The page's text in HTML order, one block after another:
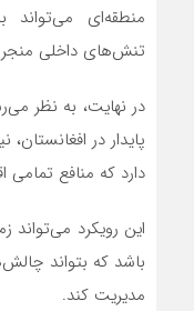
منطقه‌ای
تنش‌های داخلی
در نهایت، به نظر
پایدار در
دارد که منافع تمامی
این رویکرد می‌تواند
باشد که بتواند
مدیریت کند.